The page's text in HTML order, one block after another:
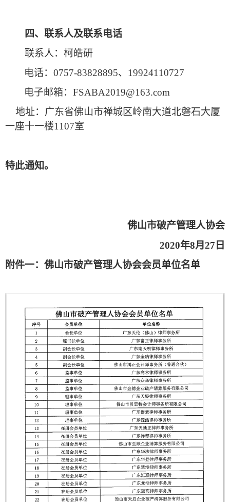
四、联系人及联系电话
联系人：柯皓研
电话： 0757-83828895、19924110727
电子邮箱： FSABA2019@163.com
地址：广东省佛山市禅城区岭南大道北磐石大厦
一座十一楼1107室
特此通知。
佛山市破产管理人协会
2020年8月27日
附件一：佛山市破产管理人协会会员单位名单